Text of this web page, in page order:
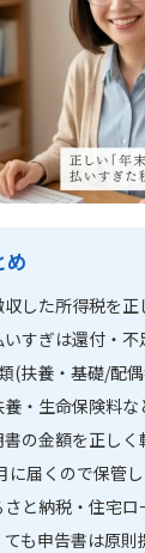
め
した所得税を正
すぎは還付・
(扶養・基礎/配
・生命保険料な
の金額を正しく
に届くので保管し
と納税・住宅
も申告書は原則